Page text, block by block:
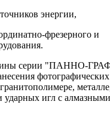
энергии,
фрезерного и
серии "ПАННО-
игл с алмазными